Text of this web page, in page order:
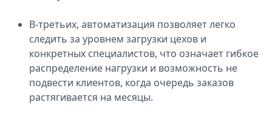
В-третьих, автоматизация позволяет легко
следить за уровнем загрузки цехов и
конкретных специалистов, что означает гибкое
распределение нагрузки и возможность не
подвести клиентов, когда очередь заказов
растягивается на месяцы.